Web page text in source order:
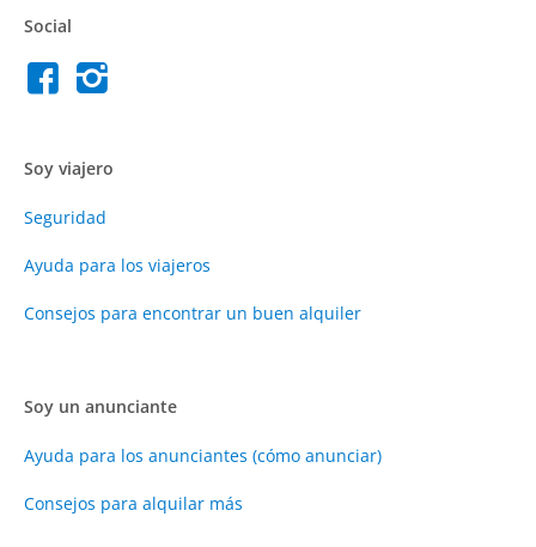
Social
Soy viajero
Seguridad
Ayuda para los viajeros
Consejos para encontrar un buen alquiler
Soy un anunciante
Ayuda para los anunciantes (cómo anunciar)
Consejos para alquilar más